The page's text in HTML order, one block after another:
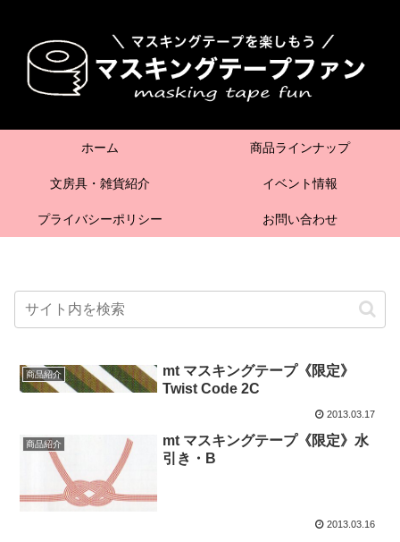
ホーム 商品ラインナップ
文房具・雑貨紹介 イベント情報
プライバシーポリシー お問い合わせ
商品紹介
mt マスキングテープ《限定》
Twist Code 2C
2013.03.17
商品紹介
mt マスキングテープ《限定》水
引き・B
2013.03.16